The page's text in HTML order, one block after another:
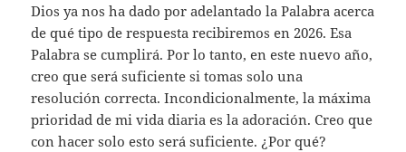
Dios ya nos ha dado por adelantado la Palabra acerca
de qué tipo de respuesta recibiremos en 2026. Esa
Palabra se cumplirá. Por lo tanto, en este nuevo año,
creo que será suficiente si tomas solo una
resolución correcta. Incondicionalmente, la máxima
prioridad de mi vida diaria es la adoración. Creo que
con hacer solo esto será suficiente. ¿Por qué?